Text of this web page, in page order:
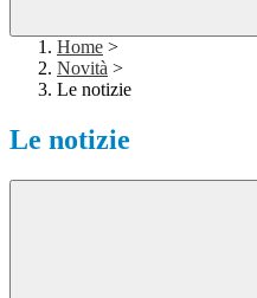
Home >
Novità >
Le notizie
Le notizie